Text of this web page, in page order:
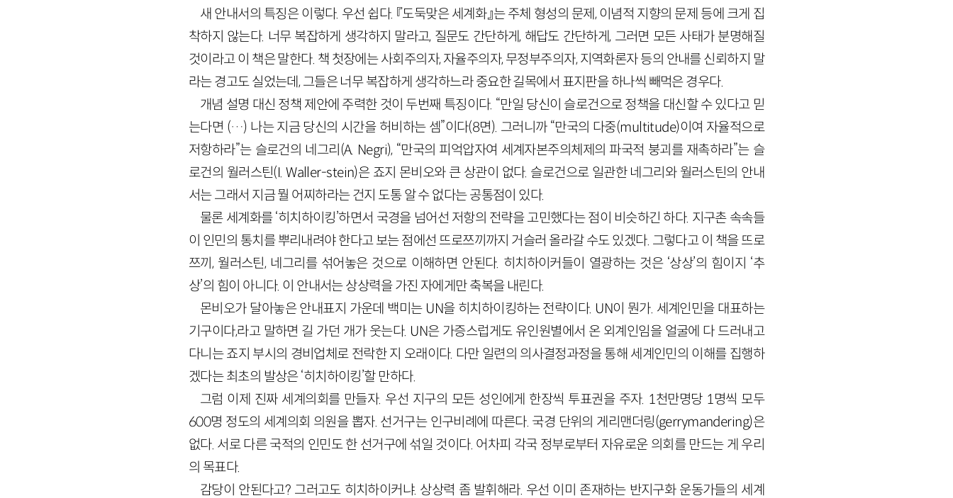
새 안내서의 특징은 이렇다. 우선 쉽다. 『도둑맞은 세계화』는 주체 형성의 문제, 이념적 지향의 문제 등에 크게 집
착하지 않는다. 너무 복잡하게 생각하지 말라고, 질문도 간단하게, 해답도 간단하게, 그러면 모든 사태가 분명해질
것이라고 이 책은 말한다. 책 첫장에는 사회주의자, 자율주의자, 무정부주의자, 지역화론자 등의 안내를 신뢰하지 말
라는 경고도 실었는데, 그들은 너무 복잡하게 생각하느라 중요한 길목에서 표지판을 하나씩 빼먹은 경우다.
개념 설명 대신 정책 제안에 주력한 것이 두번째 특징이다. “만일 당신이 슬로건으로 정책을 대신할 수 있다고 믿
는다면 (…) 나는 지금 당신의 시간을 허비하는 셈”이다(8면). 그러니까 “만국의 다중(multitude)이여 자율적으로
저항하라”는 슬로건의 네그리(A. Negri), “만국의 피억압자여 세계자본주의체제의 파국적 붕괴를 재촉하라”는 슬
로건의 월러스틴(I. Waller-stein)은 죠지 몬비오와 큰 상관이 없다. 슬로건으로 일관한 네그리와 월러스틴의 안내
서는 그래서 지금 뭘 어찌하라는 건지 도통 알 수 없다는 공통점이 있다.
물론 세계화를 ‘히치하이킹’하면서 국경을 넘어선 저항의 전략을 고민했다는 점이 비슷하긴 하다. 지구촌 속속들
이 인민의 통치를 뿌리내려야 한다고 보는 점에선 뜨로쯔끼까지 거슬러 올라갈 수도 있겠다. 그렇다고 이 책을 뜨로
쯔끼, 월러스틴, 네그리를 섞어놓은 것으로 이해하면 안된다. 히치하이커들이 열광하는 것은 ‘상상’의 힘이지 ‘추
상’의 힘이 아니다. 이 안내서는 상상력을 가진 자에게만 축복을 내린다.
몬비오가 달아놓은 안내표지 가운데 백미는 UN을 히치하이킹하는 전략이다. UN이 뭔가. 세계인민을 대표하는
기구이다,라고 말하면 길 가던 개가 웃는다. UN은 가증스럽게도 유인원별에서 온 외계인임을 얼굴에 다 드러내고
다니는 죠지 부시의 경비업체로 전락한 지 오래이다. 다만 일련의 의사결정과정을 통해 세계인민의 이해를 집행하
겠다는 최초의 발상은 ‘히치하이킹’할 만하다.
그럼 이제 진짜 세계의회를 만들자. 우선 지구의 모든 성인에게 한장씩 투표권을 주자. 1천만명당 1명씩 모두
600명 정도의 세계의회 의원을 뽑자. 선거구는 인구비례에 따른다. 국경 단위의 게리맨더링(gerrymandering)은
없다. 서로 다른 국적의 인민도 한 선거구에 섞일 것이다. 어차피 각국 정부로부터 자유로운 의회를 만드는 게 우리
의 목표다.
감당이 안된다고? 그러고도 히치하이커냐. 상상력 좀 발휘해라. 우선 이미 존재하는 반지구화 운동가들의 세계